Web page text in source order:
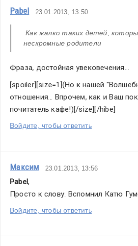
Pabel 23.01.2013, 13:50
Как жалко таких детей, которыми любуются
нескромные родители
Фраза, достойная увековечения...
[spoiler][size=1](Но к нашей
отношения... Впрочем, как и Ваш
почитатель кафе!)[/size][/hibe]
Войдите, чтобы ответить
Максим 23.01.2013, 13:56
Pabel,
Просто к слову. Вспомнил Катю
Войдите, чтобы ответить